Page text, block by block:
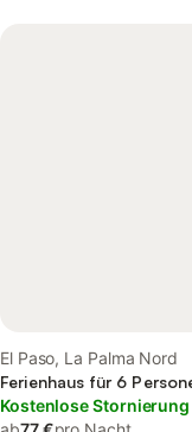
El Paso, La Palma Nord
Ferienhaus für 6
Kostenlose Stornierung